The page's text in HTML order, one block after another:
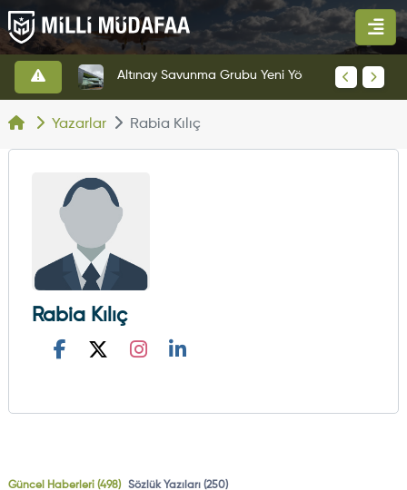
Yazarlar Rabia Kılıç
Rabia Kılıç
Güncel Haberleri (498) Sözlük Yazıları (250)